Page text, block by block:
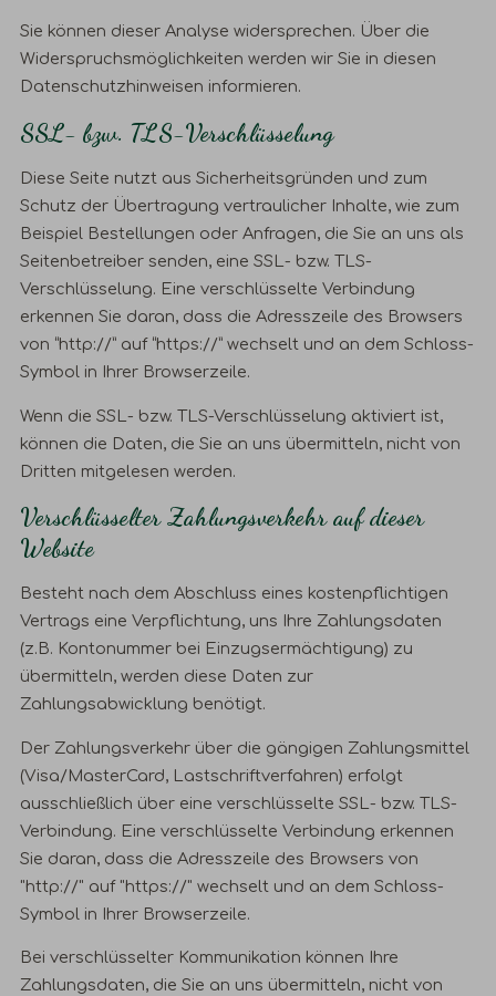
Sie können dieser Analyse widersprechen. Über die
Widerspruchsmöglichkeiten werden wir Sie in diesen
Datenschutzhinweisen informieren.
SSL- bzw. TLS-Verschlüsselung
Diese Seite nutzt aus Sicherheitsgründen und zum
Schutz der Übertragung vertraulicher Inhalte, wie zum
Beispiel Bestellungen oder Anfragen, die Sie an uns als
Seitenbetreiber senden, eine SSL- bzw. TLS-
Verschlüsselung. Eine verschlüsselte Verbindung
erkennen Sie daran, dass die Adresszeile des Browsers
von “http://” auf “https://” wechselt und an dem Schloss-
Symbol in Ihrer Browserzeile.
Wenn die SSL- bzw. TLS-Verschlüsselung aktiviert ist,
können die Daten, die Sie an uns übermitteln, nicht von
Dritten mitgelesen werden.
Verschlüsselter Zahlungsverkehr auf dieser
Website
Besteht nach dem Abschluss eines kostenpflichtigen
Vertrags eine Verpflichtung, uns Ihre Zahlungsdaten
(z.B. Kontonummer bei Einzugsermächtigung) zu
übermitteln, werden diese Daten zur
Zahlungsabwicklung benötigt.
Der Zahlungsverkehr über die gängigen Zahlungsmittel
(Visa/MasterCard, Lastschriftverfahren) erfolgt
ausschließlich über eine verschlüsselte SSL- bzw. TLS-
Verbindung. Eine verschlüsselte Verbindung erkennen
Sie daran, dass die Adresszeile des Browsers von
"http://" auf "https://" wechselt und an dem Schloss-
Symbol in Ihrer Browserzeile.
Bei verschlüsselter Kommunikation können Ihre
Zahlungsdaten, die Sie an uns übermitteln, nicht von